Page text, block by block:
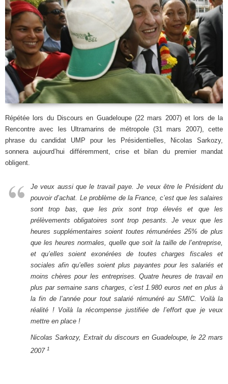
Répétée lors du Discours en Guadeloupe (22 mars 2007) et lors de la
Rencontre avec les Ultramarins de métropole (31 mars 2007), cette
phrase du candidat UMP pour les Présidentielles, Nicolas Sarkozy,
sonnera aujourd’hui différemment, crise et bilan du premier mandat
obligent.
Je veux aussi que le travail paye. Je veux être le Président du
pouvoir d’achat. Le problème de la France, c’est que les salaires
sont trop bas, que les prix sont trop élevés et que les
prélèvements obligatoires sont trop pesants. Je veux que les
heures supplémentaires soient toutes rémunérées 25% de plus
que les heures normales, quelle que soit la taille de l’entreprise,
et qu’elles soient exonérées de toutes charges fiscales et
sociales afin qu’elles soient plus payantes pour les salariés et
moins chères pour les entreprises. Quatre heures de travail en
plus par semaine sans charges, c’est 1.980 euros net en plus à
la fin de l’année pour tout salarié rémunéré au SMIC. Voilà la
réalité ! Voilà la récompense justifiée de l’effort que je veux
mettre en place !
Nicolas Sarkozy, Extrait du discours en Guadeloupe, le 22 mars
2007 1